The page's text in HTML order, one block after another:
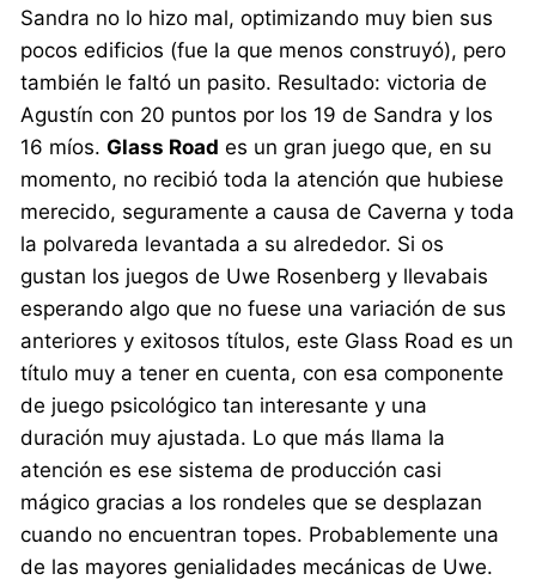
Sandra no lo hizo mal, optimizando muy bien sus
pocos edificios (fue la que menos construyó), pero
también le faltó un pasito. Resultado: victoria de
Agustín con 20 puntos por los 19 de Sandra y los
16 míos.Glass Road es un gran juego que, en su
momento, no recibió toda la atención que hubiese
merecido, seguramente a causa de Caverna y toda
la polvareda levantada a su alrededor. Si os
gustan los juegos de Uwe Rosenberg y llevabais
esperando algo que no fuese una variación de sus
anteriores y exitosos títulos, este Glass Road es un
título muy a tener en cuenta, con esa componente
de juego psicológico tan interesante y una
duración muy ajustada. Lo que más llama la
atención es ese sistema de producción casi
mágico gracias a los rondeles que se desplazan
cuando no encuentran topes. Probablemente una
de las mayores genialidades mecánicas de Uwe.